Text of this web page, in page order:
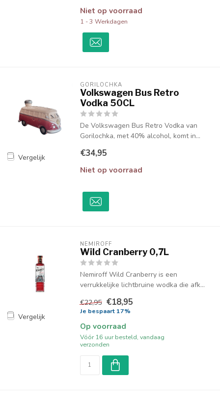
Niet op voorraad
1 - 3 Werkdagen
Vergelijk
GORILOCHKA
Volkswagen Bus Retro
Vodka 50CL
De Volkswagen Bus Retro Vodka van
Gorilochka, met 40% alcohol, komt in...
€34,95
Niet op voorraad
Vergelijk
NEMIROFF
Wild Cranberry 0,7L
Nemiroff Wild Cranberry is een
verrukkelijke lichtbruine wodka die afk...
€22,95 €18,95
Je bespaart 17%
Op voorraad
Vóór 16 uur besteld, vandaag
verzonden